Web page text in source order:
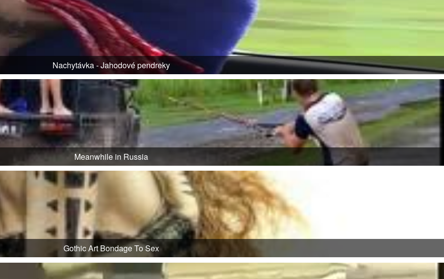
Nachytávka - Jahodové pendreky
Meanwhile in Russia
Gothic Art Bondage To Sex